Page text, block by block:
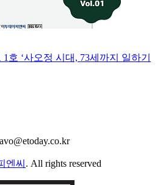
호 ‘사오정 시대, 73세까지 일하기
엔씨 . All rights reserved